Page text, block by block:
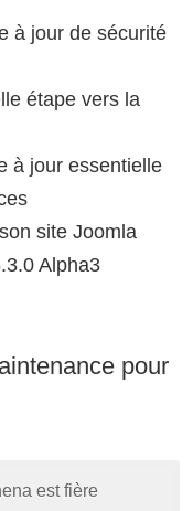
à jour de sécurité
étape vers la
à jour essentielle
site Joomla
Alpha3
pour
est fière